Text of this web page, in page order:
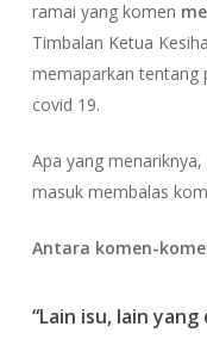
ramai yang komen
Timbalan Ketua
memaparkan tentang
covid 19.
Apa yang
masuk membalas
Antara komen-
“Lain isu, lain